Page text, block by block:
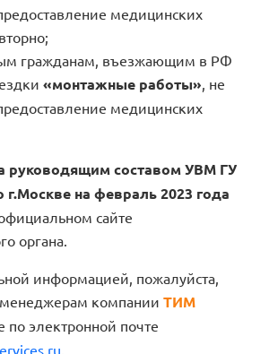
медицинских
гражданам, въезжающим в РФ
«монтажные работы» , не
медицинских
руководящим составом УВМ ГУ
на февраль 2023 года
сайте
органа.
информацией, пожалуйста,
компании ТИМ
по электронной почте